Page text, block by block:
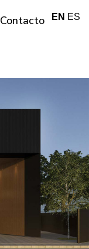
Contacto EN ES